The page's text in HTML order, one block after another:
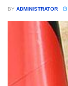
BY ADMINISTRATOR